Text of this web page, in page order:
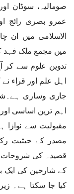
صومالیہ، سوڈان
عمرو بصری رائج
الاسلامی میں ان
میں مجمع ملک فہد
تدوین علوم سے کر
اہل علم اور قراء
اہم ترین اساسی
مقبولیت سے
مصدر کے حیثیت
قصیدہ کی شروحات
کے شارحین کی ایک
کیا جا سکتا ہے۔